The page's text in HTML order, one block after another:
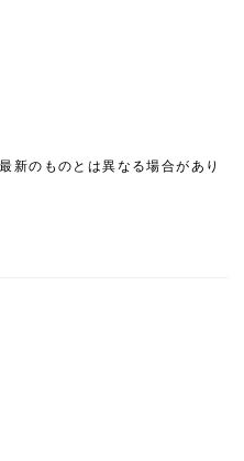
新のものとは異なる場合があり